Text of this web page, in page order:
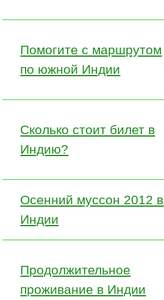
Помогите с маршрутом
по южной Индии
Сколько стоит билет в
Индию?
Осенний муссон 2012 в
Индии
Продолжительное
проживание в Индии